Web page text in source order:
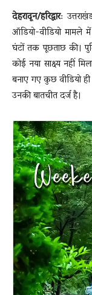
देहरादून/हरिद्वार:
ऑडियो-वीडियो मामले
घंटों तक पूछताछ की।
कोई नया साक्ष्य नहीं
बनाए गए कुछ वीडियो
उनकी बातचीत दर्ज है।